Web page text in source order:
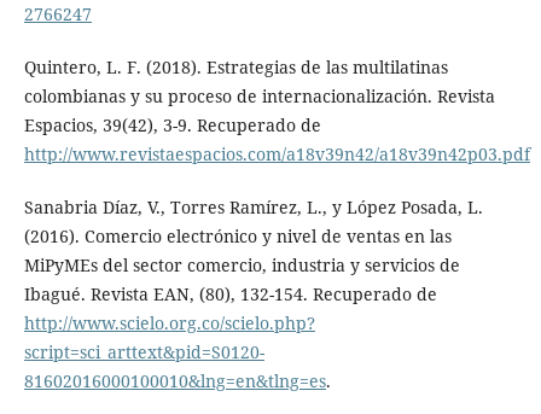
2766247
Quintero, L. F. (2018). Estrategias de las multilatinas
colombianas y su proceso de internacionalización. Revista
Espacios, 39(42), 3-9. Recuperado de
http://www.revistaespacios.com/a18v39n42/a18v39n42p03.pdf
Sanabria Díaz, V., Torres Ramírez, L., y López Posada, L.
(2016). Comercio electrónico y nivel de ventas en las
MiPyMEs del sector comercio, industria y servicios de
Ibagué. Revista EAN, (80), 132-154. Recuperado de
http://www.scielo.org.co/scielo.php?
script=sci_arttext&pid=S0120-
81602016000100010&lng=en&tlng=es.